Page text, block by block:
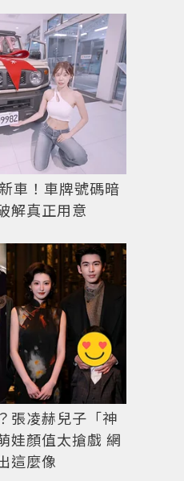
車！車牌號碼暗
解真正用意
張凌赫兒子「神
娃顏值太搶戲 網
這麼像